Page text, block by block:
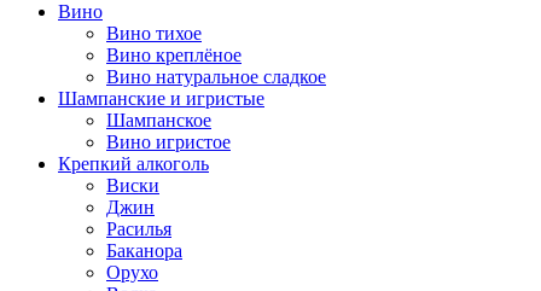
Вино
Вино тихое
Вино креплёное
Вино натуральное сладкое
Шампанские и игристые
Шампанское
Вино игристое
Крепкий алкоголь
Виски
Джин
Расилья
Баканора
Орухо